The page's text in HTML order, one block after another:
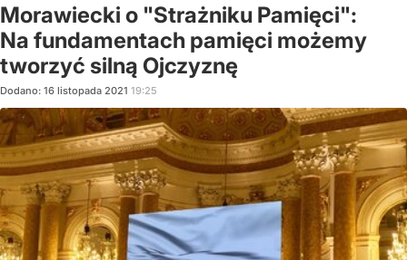
Morawiecki o "Strażniku Pamięci":
Na fundamentach pamięci możemy
tworzyć silną Ojczyznę
Dodano: 16 listopada 2021 19:25